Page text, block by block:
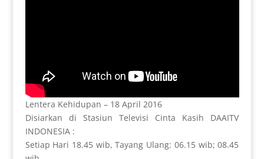
Lentera Kehidupan – 18 April 2016
Disiarkan di Stasiun Televisi Cinta Kasih DAAITV
INDONESIA :
Setiap Hari 18.45 wib, Tayang Ulang: 06.15 wib; 08.45